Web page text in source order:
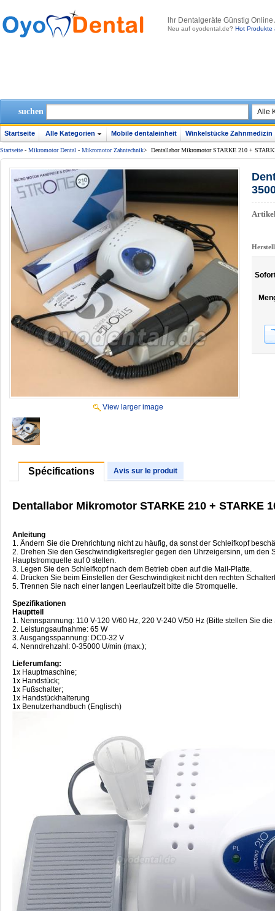
lhr Dentalgeräte Günstig
Neu auf oyodental.de? Hot Produkte
suchen
Startseite Alle Kategorien Mobile dentaleinheit Winkelstücke Zahnmedizin
Startseite - Mikromotor Dental - Mikromotor Zahntechnik> Dentallabor Mikromotor STARKE 210 +
View larger image
Spécifications Avis sur le produit
Dentallabor Mikromotor STARKE 210 + STARKE
Anleitung
1. Ändern Sie die Drehrichtung nicht zu häufig, da sonst der Schleifkopf
2. Drehen Sie den Geschwindigkeitsregler gegen den Uhrzeigersinn, um
Hauptstromquelle auf 0 stellen.
3. Legen Sie den Schleifkopf nach dem Betrieb oben auf die Mail-Platte.
4. Drücken Sie beim Einstellen der Geschwindigkeit nicht den rechten
5. Trennen Sie nach einer langen Leerlaufzeit bitte die Stromquelle.
Spezifikationen
Hauptteil
1. Nennspannung: 110 V-120 V/60 Hz, 220 V-240 V/50 Hz (Bitte stellen Sie
2. Leistungsaufnahme: 65 W
3. Ausgangsspannung: DC0-32 V
4. Nenndrehzahl: 0-35000 U/min (max.);
Lieferumfang:
1x Hauptmaschine;
1x Handstück;
1x Fußschalter;
1x Handstückhalterung
1x Benutzerhandbuch (Englisch)